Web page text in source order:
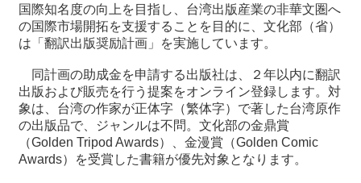
て
最
情
報
と
込
国際知名度の向上を目指し、台湾出版産業の非華文圏へ
の国際市場開拓を支援することを目的に、文化部（省）
は「翻訳出版奨励計画」を実施しています。
同計画の助成金を申請する出版社は、２年以内に翻訳
出版および販売を行う提案をオンライン登録します。対
象は、台湾の作家が正体字（繁体字）で著した台湾原作
の出版品で、ジャンルは不問。文化部の金鼎賞
（Golden Tripod Awards）、金漫賞（Golden Comic
Awards）を受賞した書籍が優先対象となります。